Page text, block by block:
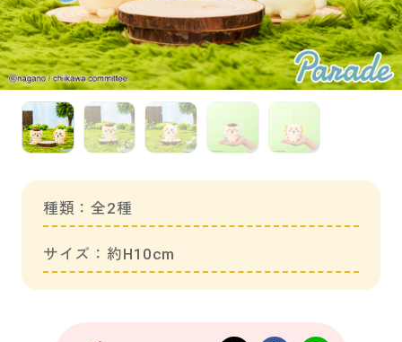
プライバシーポリシー
種類：全2種
サイズ：約H10cm